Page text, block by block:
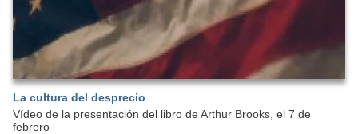
La cultura del desprecio
Vídeo de la presentación del libro de Arthur Brooks, el 7 de
febrero